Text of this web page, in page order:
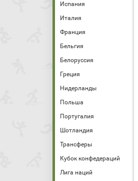
Испания
Италия
Франция
Бельгия
Белоруссия
Греция
Нидерланды
Польша
Португалия
Шотландия
Трансферы
Кубок конфедераций
Лига наций